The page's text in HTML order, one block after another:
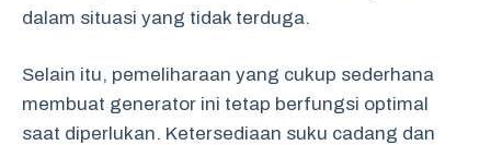
dalam situasi yang tidak terduga.
Selain itu, pemeliharaan yang cukup sederhana
membuat generator ini tetap berfungsi optimal
saat diperlukan. Ketersediaan suku cadang dan